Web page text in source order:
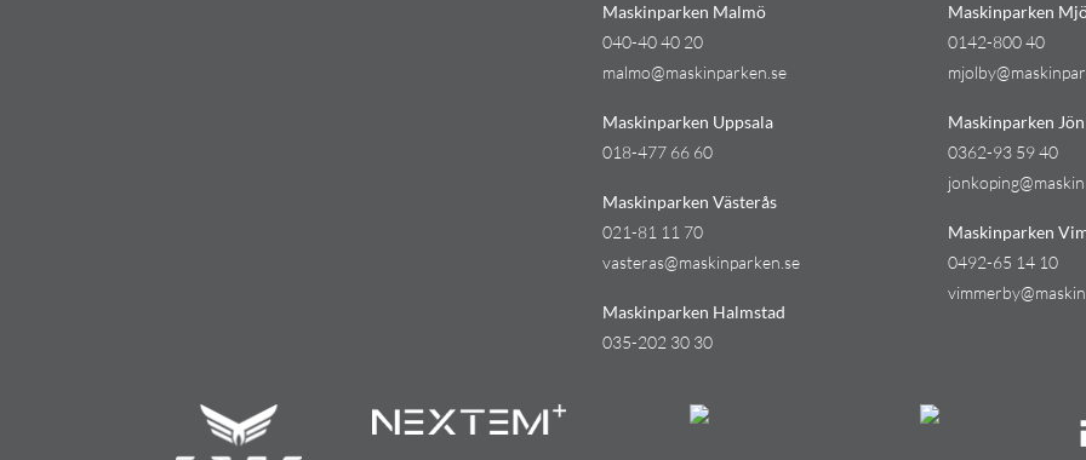
Maskinparken Malmö
040-40 40 20
malmo@maskinparken.se
Maskinparken Uppsala
018-477 66 60
Maskinparken Västerås
021-81 11 70
vasteras@maskinparken.se
Maskinparken Halmstad
035-202 30 30
Maskinparken
0142-800 40
Maskinparken
0362-93 59 40
Maskinparken
0492-65 14 10